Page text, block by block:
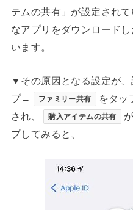
テムの共有」が設定され
なアプリをダウンロード
います。
▼その原因となる設定が
プ→
ファミリー共有
をタッ
され、
購入アイテムの共有
プしてみると、